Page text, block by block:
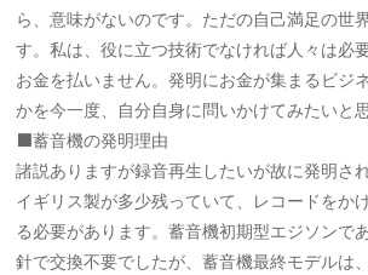
ら、意味がないのです。ただの自己満足の世
す。私は、役に立つ技術でなければ人々は必
お金を払いません。発明にお金が集まるビジ
かを今一度、自分自身に問いかけてみたいと
⬛️蓄音機の発明理由
諸説ありますが録音再生したいが故に発明さ
イギリス製が多少残っていて、レコードをか
る必要があります。蓄音機初期型エジソンで
針で交換不要でしたが、蓄音機最終モデルは